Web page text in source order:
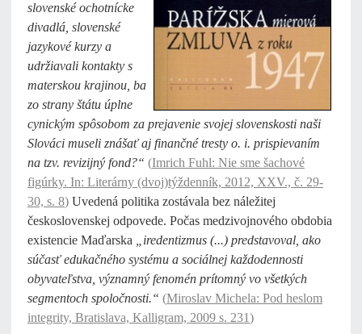
slovenské ochotnícke
divadlá, slovenské
jazykové kurzy a
udržiavali kontakty s
materskou krajinou, ba
zo strany štátu úplne
cynickým spôsobom za prejavenie svojej slovenskosti naši
Slováci museli znášať aj finančné tresty o. i. prispievaním
na tzv. revizijný fond?“ (Imrich Fuhl: Nie sme šachové
figúrky. In: Literárny (dvoj)týždenník, 2012, XXV., č. 29-
30, s. 8) Uvedená politika zostávala bez náležitej
československej odpovede. Počas medzivojnového obdobia
existencie Maďarska
„iredentizmus (...) predstavoval, ako
súčasť edukačného systému a sociálnej každodennosti
obyvateľstva, významný fenomén prítomný vo všetkých
segmentoch spoločnosti.“ (Miroslav Michela: Pod heslom
integrity, Bratislava, Kalligram, 2009 s. 231)